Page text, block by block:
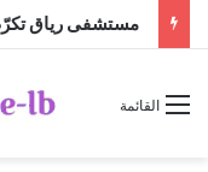
مستشفى رياق تكرّم
القائمة